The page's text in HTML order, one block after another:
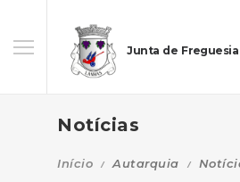
Junta de
Notícias
Início Autarquia